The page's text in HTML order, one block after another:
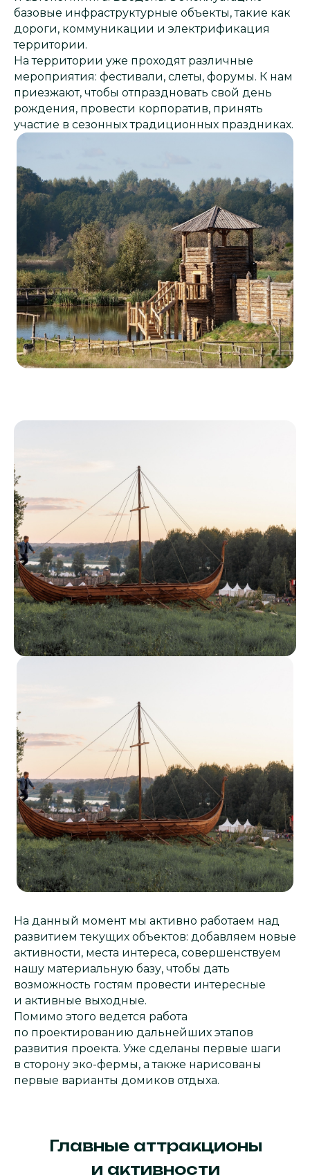
базовые инфраструктурные объекты, такие как
дороги, коммуникации и электрификация
территории.
На территории уже проходят различные
мероприятия: фестивали, слеты, форумы. К нам
приезжают, чтобы отпраздновать свой день
рождения, провести корпоратив, принять
участие в сезонных традиционных праздниках.
На данный момент мы активно работаем над
развитием текущих объектов: добавляем новые
активности, места интереса, совершенствуем
нашу материальную базу, чтобы дать
возможность гостям провести интересные
и активные выходные.
Помимо этого ведется работа
по проектированию дальнейших этапов
развития проекта. Уже сделаны первые шаги
в сторону эко-фермы, а также нарисованы
первые варианты домиков отдыха.
Главные аттракционы
и активности